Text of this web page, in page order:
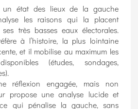
un état des lieux de la gauche
les raisons qui la placent
très basses eaux électorales.
à l’histoire, la plus lointaine
et il mobilise au maximum les
(études, sondages,
réflexion engagée, mais non
propose une analyse lucide et
qui pénalise la gauche, sans